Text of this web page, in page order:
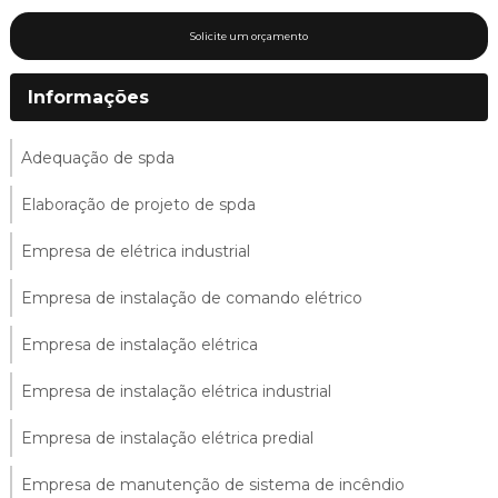
Solicite um orçamento
Informações
Adequação de spda
Elaboração de projeto de spda
Empresa de elétrica industrial
Empresa de instalação de comando elétrico
Empresa de instalação elétrica
Empresa de instalação elétrica industrial
Empresa de instalação elétrica predial
Empresa de manutenção de sistema de incêndio